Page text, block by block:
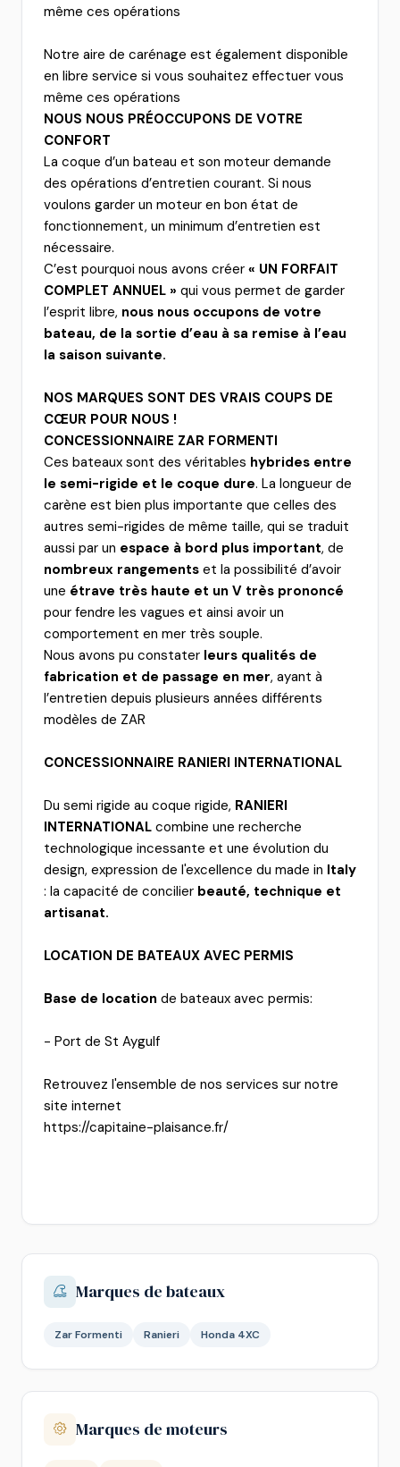
même ces opérations
Notre aire de carénage est également disponible
en libre service si vous souhaitez effectuer vous
même ces opérations
NOUS NOUS PRÉOCCUPONS DE VOTRE
CONFORT
La coque d’un bateau et son moteur demande
des opérations d’entretien courant. Si nous
voulons garder un moteur en bon état de
fonctionnement, un minimum d’entretien est
nécessaire.
C’est pourquoi nous avons créer « UN FORFAIT
COMPLET ANNUEL » qui vous permet de garder
l’esprit libre, nous nous occupons de votre
bateau, de la sortie d’eau à sa remise à l’eau
la saison suivante.
NOS MARQUES SONT DES VRAIS COUPS DE
CŒUR POUR NOUS !
CONCESSIONNAIRE ZAR FORMENTI
Ces bateaux sont des véritables hybrides entre
le semi-rigide et le coque dure. La longueur de
carène est bien plus importante que celles des
autres semi-rigides de même taille, qui se traduit
aussi par un espace à bord plus important, de
nombreux rangements et la possibilité d’avoir
une étrave très haute et un V très prononcé
pour fendre les vagues et ainsi avoir un
comportement en mer très souple.
Nous avons pu constater leurs qualités de
fabrication et de passage en mer, ayant à
l’entretien depuis plusieurs années différents
modèles de ZAR
CONCESSIONNAIRE RANIERI INTERNATIONAL
Du semi rigide au coque rigide, RANIERI
INTERNATIONAL combine une recherche
technologique incessante et une évolution du
design, expression de l'excellence du made in Italy
: la capacité de concilier beauté, technique et
artisanat.
LOCATION DE BATEAUX AVEC PERMIS
Base de location de bateaux avec permis:
- Port de St Aygulf
Retrouvez l'ensemble de nos services sur notre
site internet
https://capitaine-plaisance.fr/
Marques de bateaux
Zar Formenti Ranieri Honda 4XC
Marques de moteurs